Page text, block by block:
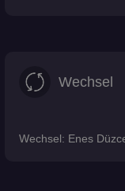
Wechsel
Wechsel: Enes